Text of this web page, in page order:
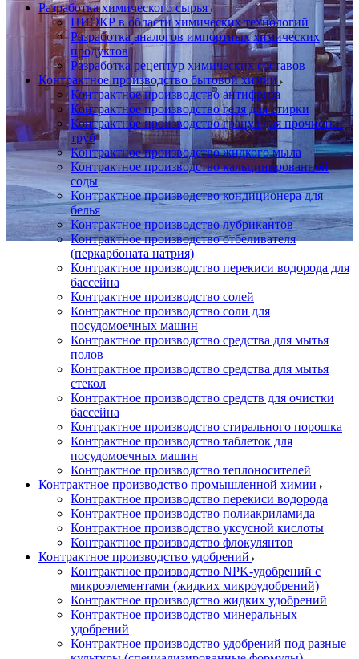
Разработка химического сырья
НИОКР в области химических технологий
Разработка аналогов импортных химических
продуктов
Разработка рецептур химических составов
Контрактное производство бытовой химии
Контрактное производство антифриза
Контрактное производство геля для стирки
Контрактное производство гранул для прочистки
труб
Контрактное производство жидкого мыла
Контрактное производство кальцинированной
соды
Контрактное производство кондиционера для
белья
Контрактное производство лубрикантов
Контрактное производство отбеливателя
(перкарбоната натрия)
Контрактное производство перекиси водорода для
бассейна
Контрактное производство солей
Контрактное производство соли для
посудомоечных машин
Контрактное производство средства для мытья
полов
Контрактное производство средства для мытья
стекол
Контрактное производство средств для очистки
бассейна
Контрактное производство стирального порошка
Контрактное производство таблеток для
посудомоечных машин
Контрактное производство теплоносителей
Контрактное производство промышленной химии
Контрактное производство перекиси водорода
Контрактное производство полиакриламида
Контрактное производство уксусной кислоты
Контрактное производство флокулянтов
Контрактное производство удобрений
Контрактное производство NPK-удобрений с
микроэлементами (жидких микроудобрений)
Контрактное производство жидких удобрений
Контрактное производство минеральных
удобрений
Контрактное производство удобрений под разные